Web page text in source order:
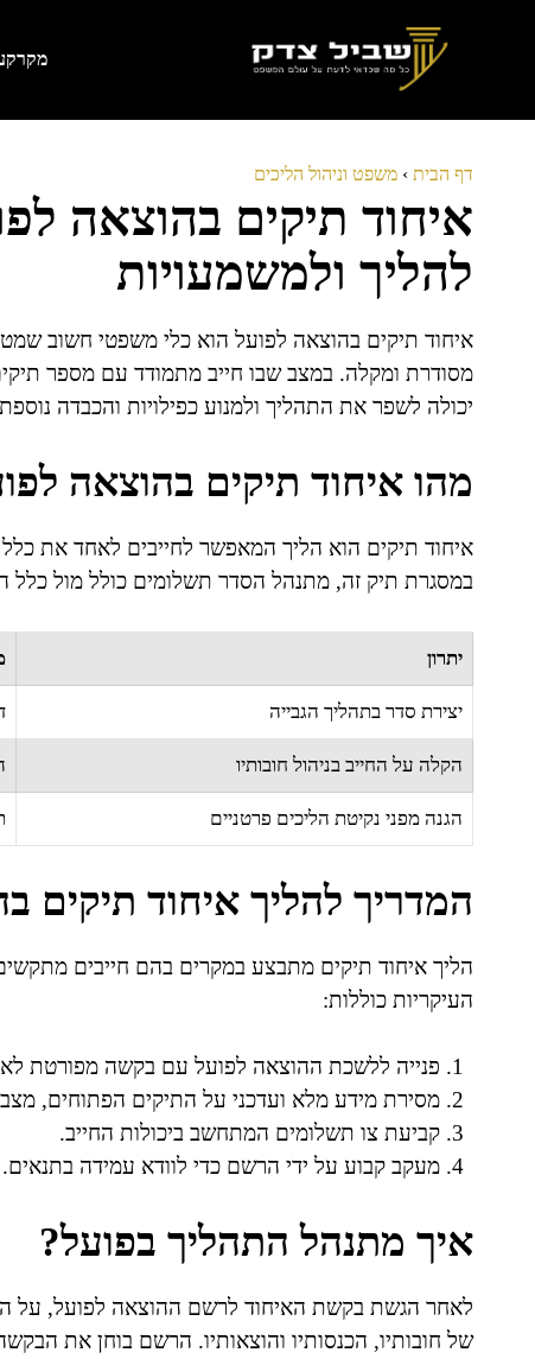
דף הבית › משפט וניהול הליכים
איחוד תיקים בהוצאה
להליך ולמשמעויות
איחוד תיקים בהוצאה לפועל הוא כלי משפטי חשוב
מסודרת ומקלה. במצב שבו חייב מתמודד עם מספר
יכולה לשפר את התהליך ולמנוע כפילויות והכבדה
מהו איחוד תיקים בהוצאה
איחוד תיקים הוא הליך המאפשר לחייבים לאחד את
במסגרת תיק זה, מתנהל הסדר תשלומים כולל מול כלל
יתרון
יצירת סדר בתהליך הגבייה
הקלה על החייב בניהול חובותיו
הגנה מפני נקיטת הליכים פרטניים
המדריך להליך איחוד תיקים
הליך איחוד תיקים מתבצע במקרים בהם חייבים
העיקריות כוללות:
פנייה ללשכת ההוצאה לפועל עם בקשה מפורטת
מסירת מידע מלא ועדכני על התיקים הפתוחים, מצב
קביעת צו תשלומים המתחשב ביכולות החייב.
מעקב קבוע על ידי הרשם כדי לוודא עמידה בתנאים.
איך מתנהל התהליך בפועל?
לאחר הגשת בקשת האיחוד לרשם ההוצאה לפועל, על
של חובותיו, הכנסותיו והוצאותיו. הרשם בוחן את